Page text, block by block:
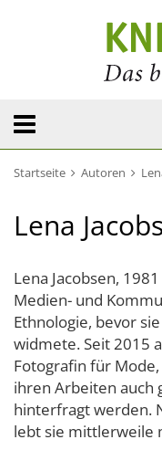
Startseite Autoren
Lena
Lena Jacobsen,
Medien- und
Ethnologie, bevor
widmete. Seit 2015
Fotografin für
ihren Arbeiten auch
hinterfragt werden.
lebt sie mittlerweile